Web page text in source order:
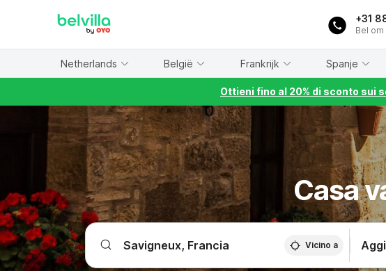
+31
Bel
Netherlands België Frankrijk Spanje
Ottieni fino al 20% di sconto sui
Casa
Vicino a